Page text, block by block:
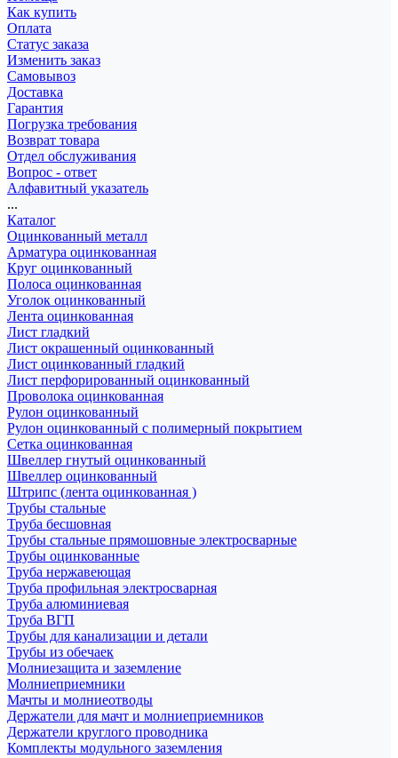
Как купить
Оплата
Статус заказа
Изменить заказ
Самовывоз
Доставка
Гарантия
Погрузка требования
Возврат товара
Отдел обслуживания
Вопрос - ответ
Алфавитный указатель
...
Каталог
Оцинкованный металл
Арматура оцинкованная
Круг оцинкованный
Полоса оцинкованная
Уголок оцинкованный
Лента оцинкованная
Лист гладкий
Лист окрашенный оцинкованный
Лист оцинкованный гладкий
Лист перфорированный оцинкованный
Проволока оцинкованная
Рулон оцинкованный
Рулон оцинкованный с полимерный покрытием
Сетка оцинкованная
Швеллер гнутый оцинкованный
Швеллер оцинкованный
Штрипс (лента оцинкованная )
Трубы стальные
Труба бесшовная
Трубы стальные прямошовные электросварные
Трубы оцинкованные
Труба нержавеющая
Труба профильная электросварная
Труба алюминиевая
Труба ВГП
Трубы для канализации и детали
Трубы из обечаек
Молниезащита и заземление
Молниеприемники
Мачты и молниеотводы
Держатели для мачт и молниеприемников
Держатели круглого проводника
Комплекты модульного заземления